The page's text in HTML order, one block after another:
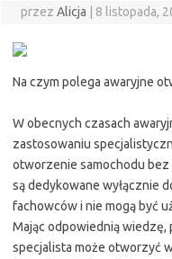
przez Alicja 8 listopada,
Na czym polega awaryjne
W obecnych czasach
zastosowaniu
otworzenie samochodu
są dedykowane wyłącznie
fachowców i nie mogą być
Mając odpowiednią
specjalista może otworzyć